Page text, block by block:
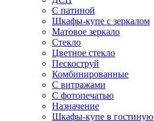
С патиной
Шкафы-купе с зеркалом
Матовое зеркало
Стекло
Цветное стекло
Пескоструй
Комбинированные
С витражами
С фотопечатью
Назначение
Шкафы-купе в гостиную